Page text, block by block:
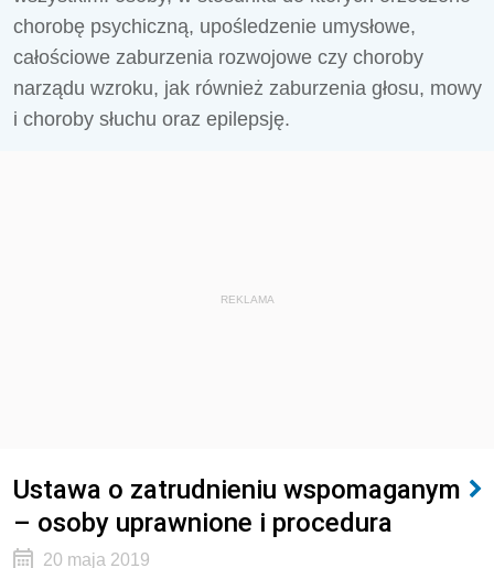
chorobę psychiczną, upośledzenie umysłowe,
całościowe zaburzenia rozwojowe czy choroby
narządu wzroku, jak również zaburzenia głosu, mowy
i choroby słuchu oraz epilepsję.
REKLAMA
Ustawa o zatrudnieniu wspomaganym
– osoby uprawnione i procedura
20 maja 2019